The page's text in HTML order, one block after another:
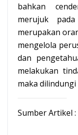
bahkan
merujuk
merupakan
mengelola
dan
melakukan
maka dilindungi
Sumber Artikel :